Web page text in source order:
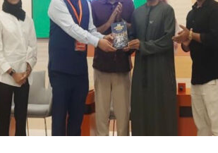
50 ഫുട്ബോൾ കഥകൾ